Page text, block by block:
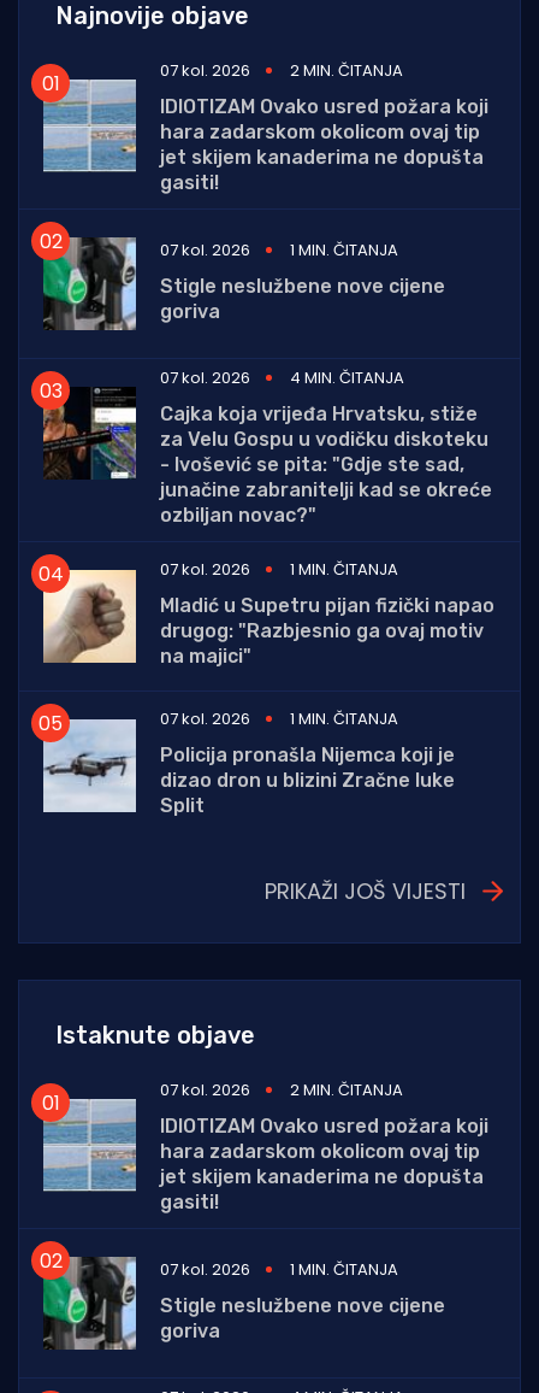
Najnovije objave
07 kol. 2026
2 MIN. ČITANJA
IDIOTIZAM Ovako usred požara koji
hara zadarskom okolicom ovaj tip
jet skijem kanaderima ne dopušta
gasiti!
07 kol. 2026
1 MIN. ČITANJA
Stigle neslužbene nove cijene
goriva
07 kol. 2026
4 MIN. ČITANJA
Cajka koja vrijeđa Hrvatsku, stiže
za Velu Gospu u vodičku diskoteku
- Ivošević se pita: "Gdje ste sad,
junačine zabranitelji kad se okreće
ozbiljan novac?"
07 kol. 2026
1 MIN. ČITANJA
Mladić u Supetru pijan fizički napao
drugog: "Razbjesnio ga ovaj motiv
na majici"
07 kol. 2026
1 MIN. ČITANJA
Policija pronašla Nijemca koji je
dizao dron u blizini Zračne luke
Split
PRIKAŽI JOŠ VIJESTI
Istaknute objave
07 kol. 2026
2 MIN. ČITANJA
IDIOTIZAM Ovako usred požara koji
hara zadarskom okolicom ovaj tip
jet skijem kanaderima ne dopušta
gasiti!
07 kol. 2026
1 MIN. ČITANJA
Stigle neslužbene nove cijene
goriva